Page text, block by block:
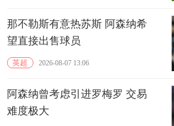
那不勒斯有意热苏斯 阿森纳希
望直接出售球员
英超 2026-08-07 13:06
阿森纳曾考虑引进罗梅罗 交易
难度极大